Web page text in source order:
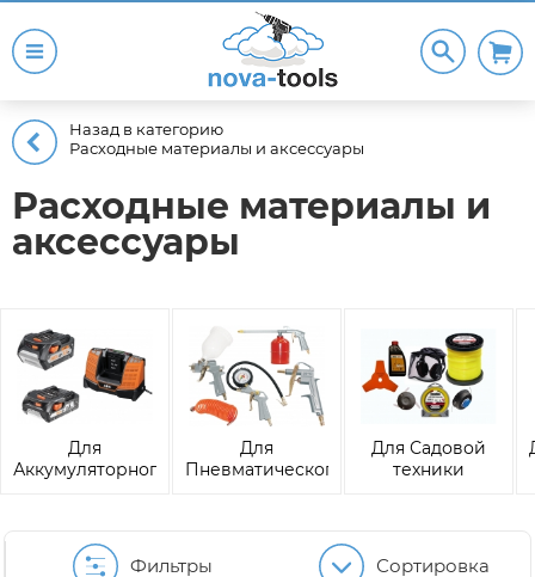
Назад в категорию
Расходные материалы и аксессуары
Расходные материалы и
аксессуары
Для
Аккумуляторного
Для
Пневматического
Для Садовой
техники
Фильтры Сортировка